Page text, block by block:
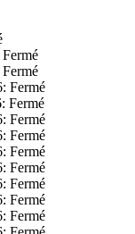
Fermé
Fermé
Fermé
Fermé
Fermé
Fermé
Fermé
Fermé
Fermé
Fermé
Fermé